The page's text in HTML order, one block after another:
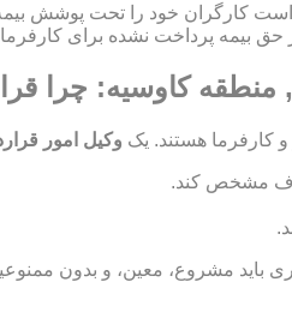
موظف است کارگران خود را
منطقه کاوسیه: چرا
کارفرما هستند. یک وکیل امور
مشخص کند.
قراردادهای کاری باید مشروع،